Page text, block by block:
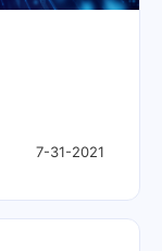
7-31-2021